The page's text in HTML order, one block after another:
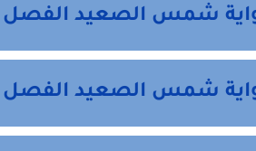
شمس الصعيد
شمس الصعيد الفصل